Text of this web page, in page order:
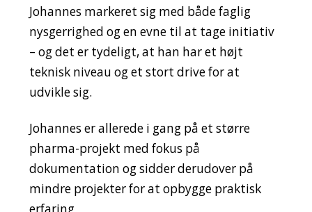
Johannes markeret sig med både faglig
nysgerrighed og en evne til at tage initiativ
– og det er tydeligt, at han har et højt
teknisk niveau og et stort drive for at
udvikle sig.
Johannes er allerede i gang på et større
pharma-projekt med fokus på
dokumentation og sidder derudover på
mindre projekter for at opbygge praktisk
erfaring.